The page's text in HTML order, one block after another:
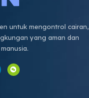
untuk mengontrol cairan,
yang aman dan